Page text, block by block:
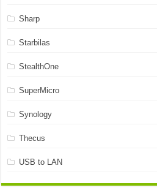
Sharp
Starbilas
StealthOne
SuperMicro
Synology
Thecus
USB to LAN